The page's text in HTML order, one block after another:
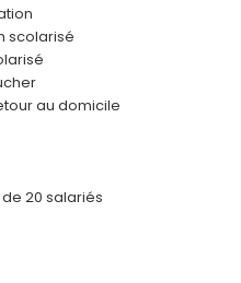
scolarisé
au domicile
20 salariés